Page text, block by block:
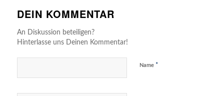
DEIN KOMMENTAR
An Diskussion beteiligen?
Hinterlasse uns Deinen Kommentar!
Name *